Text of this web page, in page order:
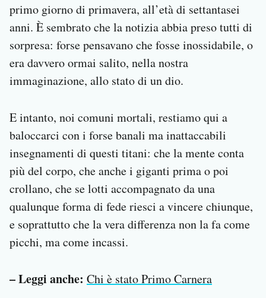
primo giorno di primavera, all’età di settantasei
anni. È sembrato che la notizia abbia preso tutti di
sorpresa: forse pensavano che fosse inossidabile, o
era davvero ormai salito, nella nostra
immaginazione, allo stato di un dio.
E intanto, noi comuni mortali, restiamo qui a
baloccarci con i forse banali ma inattaccabili
insegnamenti di questi titani: che la mente conta
più del corpo, che anche i giganti prima o poi
crollano, che se lotti accompagnato da una
qualunque forma di fede riesci a vincere chiunque,
e soprattutto che la vera differenza non la fa come
picchi, ma come incassi.
– Leggi anche: Chi è stato Primo Carnera